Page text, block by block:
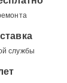
службы